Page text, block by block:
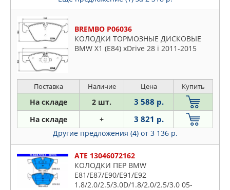
BREMBO P06036
КОЛОДКИ ТОРМОЗНЫЕ ДИСКОВЫЕ
BMW X1 (E84) xDrive 28 i 2011-2015
Поставка Наличие Цена Купить
На складе 2 шт. 3 588 р.
На складе + 3 821 р.
Другие предложения (4) от 3 136 р.
ATE 13046072162
КОЛОДКИ ПЕР BMW
E81/E87/E90/E91/E92
1.8/2.0/2.5/3.0D/1.8/2.0/2.5/3.0 05-